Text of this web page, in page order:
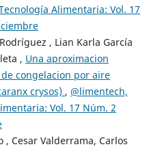
Alimentaria: Vol. 17
, Lian Karla García
, Una aproximacion
congelacion por aire
crysos) , @limentech,
Vol. 17 Núm. 2
, Cesar Valderrama, Carlos